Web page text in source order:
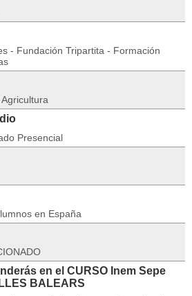
- Fundación Tripartita - Formación
Presencial
en España
en el CURSO Inem Sepe
BALEARS